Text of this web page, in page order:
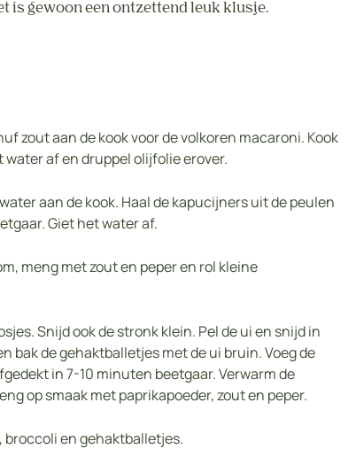
is gewoon een ontzettend leuk klusje.
zout aan de kook voor de volkoren macaroni. Kook
af en druppel olijfolie erover.
aan de kook. Haal de kapucijners uit de peulen
Giet het water af.
meng met zout en peper en rol kleine
Snijd ook de stronk klein. Pel de ui en snijd in
bak de gehaktballetjes met de ui bruin. Voeg de
in 7-10 minuten beetgaar. Verwarm de
op smaak met paprikapoeder, zout en peper.
broccoli en gehaktballetjes.